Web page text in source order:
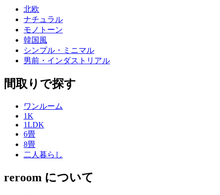
北欧
ナチュラル
モノトーン
韓国風
シンプル・ミニマル
男前・インダストリアル
間取りで探す
ワンルーム
1K
1LDK
6畳
8畳
二人暮らし
reroom について